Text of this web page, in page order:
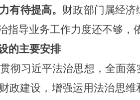
有待提高。 财政部门属经济
导业务工作力度还不够，
的主要安排
彻习近平法治思想，全面
政建设，增强运用法治思